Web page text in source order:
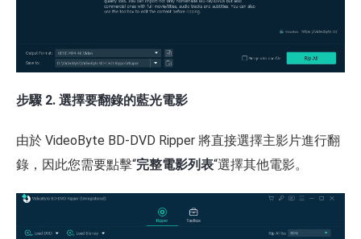
步驟 2. 選擇要翻錄的藍光電影
由於 VideoByte BD-DVD Ripper 將直接選擇主影片進行翻
錄，因此您需要點擊“完整電影列表“選擇其他電影。